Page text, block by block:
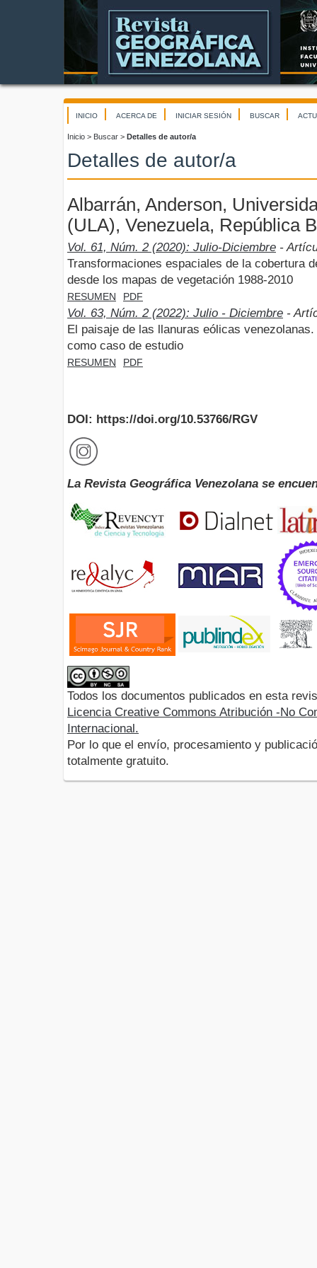
INICIO ACERCA DE INICIAR SESIÓN BUSCAR
Inicio > Buscar > Detalles de autor/a
Detalles de autor/a
Albarrán, Anderson,
(ULA), Venezuela, República
Vol. 61, Núm. 2 (2020): Julio-Diciembre -
Transformaciones espaciales de la cobertura
desde los mapas de vegetación 1988-2010
RESUMEN PDF
Vol. 63, Núm. 2 (2022): Julio - Diciembre -
El paisaje de las llanuras eólicas
como caso de estudio
RESUMEN PDF
DOI: https://doi.org/10.53766/RGV
La Revista Geográfica Venezolana se
Todos los documentos publicados en esta
Licencia Creative Commons Atribución -No
Internacional.
Por lo que el envío, procesamiento y
totalmente gratuito.